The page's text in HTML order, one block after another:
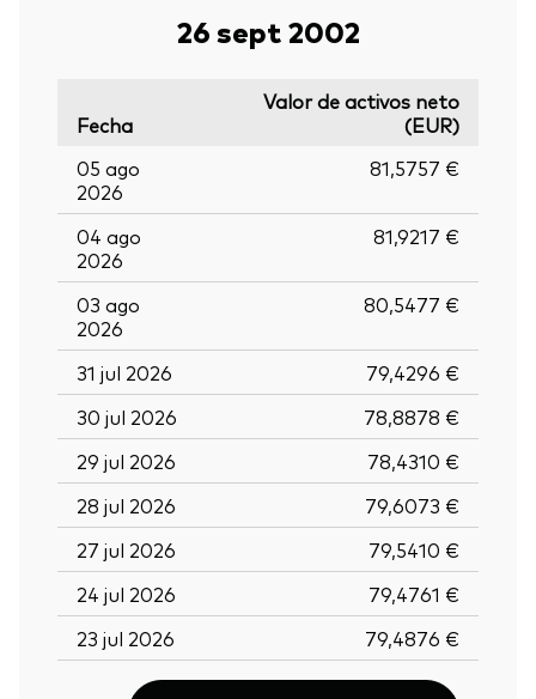
26 sept 2002
Fecha
Valor de activos neto
(EUR)
05 ago
2026
81,5757 €
04 ago
2026
81,9217 €
03 ago
2026
80,5477 €
31 jul 2026
79,4296 €
30 jul 2026
78,8878 €
29 jul 2026
78,4310 €
28 jul 2026
79,6073 €
27 jul 2026
79,5410 €
24 jul 2026
79,4761 €
23 jul 2026
79,4876 €